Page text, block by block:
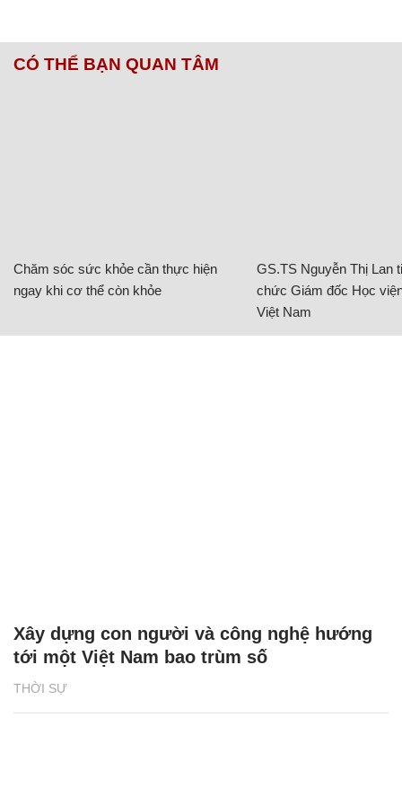
CÓ THỂ BẠN QUAN TÂM
Chăm sóc sức khỏe cần thực hiện
ngay khi cơ thể còn khỏe
GS.TS Nguyễn Thị Lan
chức Giám đốc Học
Việt Nam
THỜI SỰ
Xây dựng con người và công nghệ hướng
tới một Việt Nam bao trùm số